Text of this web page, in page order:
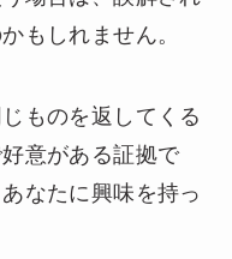
もしれません。
ものを返してくる
意がある証拠で
なたに興味を持っ